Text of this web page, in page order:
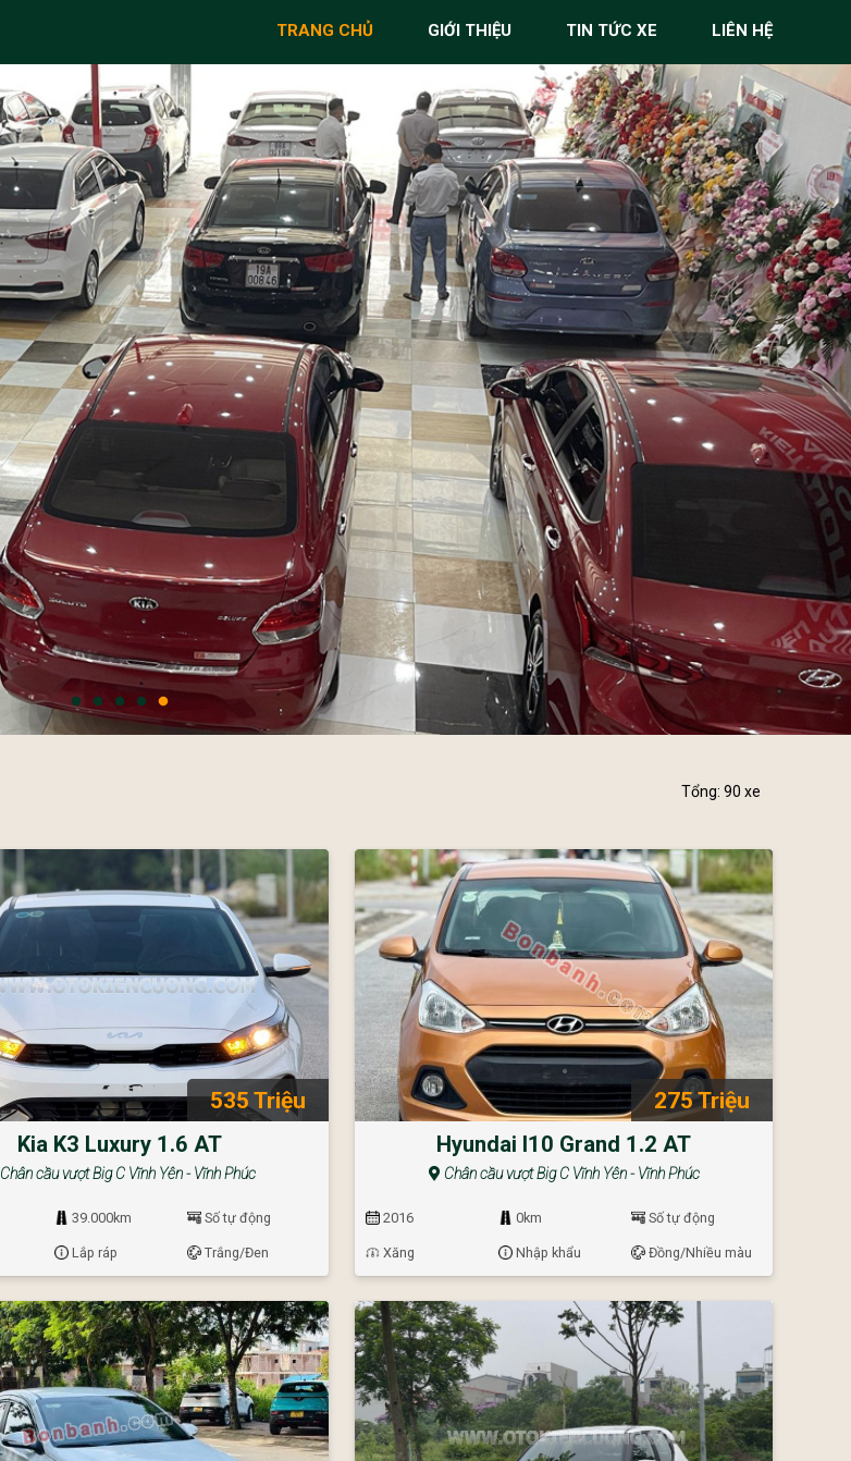
TRANG CHỦ GIỚI THIỆU TIN TỨC XE LIÊN HỆ
Tổng: 90 xe
535 Triệu
Kia K3 Luxury 1.6 AT
Chân cầu vượt Big C Vĩnh Yên - Vĩnh Phúc
39.000km Số tự động
Lắp ráp Trắng/Đen
275 Triệu
Hyundai I10 Grand 1.2 AT
Chân cầu vượt Big C Vĩnh Yên - Vĩnh Phúc
2016 0km Số tự động
Xăng Nhập khẩu Đồng/Nhiều màu